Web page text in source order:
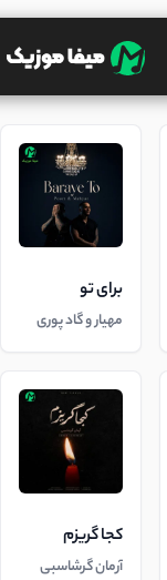
برای تو
مهیار و گاد پوری
کجا گریزم
آرمان گرشاسبی